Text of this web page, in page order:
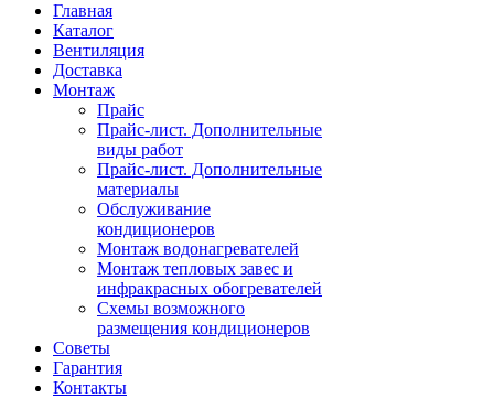
Главная
Каталог
Вентиляция
Доставка
Монтаж
Прайс
Прайс-лист. Дополнительные
виды работ
Прайс-лист. Дополнительные
материалы
Обслуживание
кондиционеров
Монтаж водонагревателей
Монтаж тепловых завес и
инфракрасных обогревателей
Схемы возможного
размещения кондиционеров
Советы
Гарантия
Контакты